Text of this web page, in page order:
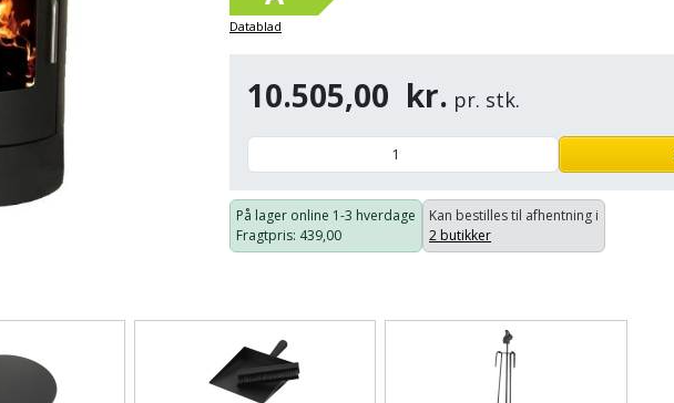
Datablad
10.505,00 kr. pr. stk.
På lager online 1-3 hverdage
Fragtpris: 439,00
Kan bestilles til afhentning i
2 butikker